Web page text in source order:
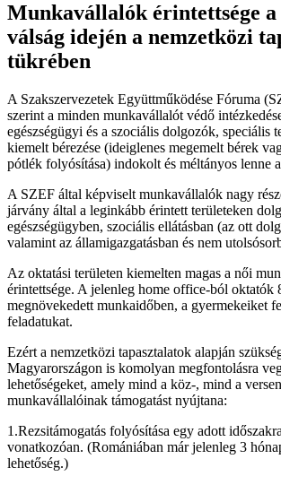
Munkavállalók érintettsége a
válság idején a nemzetközi
tükrében
A Szakszervezetek Együttműködése Fóruma
szerint a minden munkavállalót védő
egészségügyi és a szociális dolgozók, speciális
kiemelt bérezése (ideiglenes megemelt bérek
pótlék folyósítása) indokolt és méltányos lenne
A SZEF által képviselt munkavállalók nagy
járvány által a leginkább érintett területeken
egészségügyben, szociális ellátásban (az ott
valamint az államigazgatásban és nem
Az oktatási területen kiemelten magas a női
érintettsége. A jelenleg home office-ból oktatók
megnövekedett munkaidőben, a gyermekeiket
feladatukat.
Ezért a nemzetközi tapasztalatok alapján
Magyarországon is komolyan megfontolásra
lehetőségeket, amely mind a köz-, mind a
munkavállalóinak támogatást nyújtana:
1.Rezsitámogatás folyósítása egy adott
vonatkozóan. (Romániában már jelenleg 3
lehetőség.)